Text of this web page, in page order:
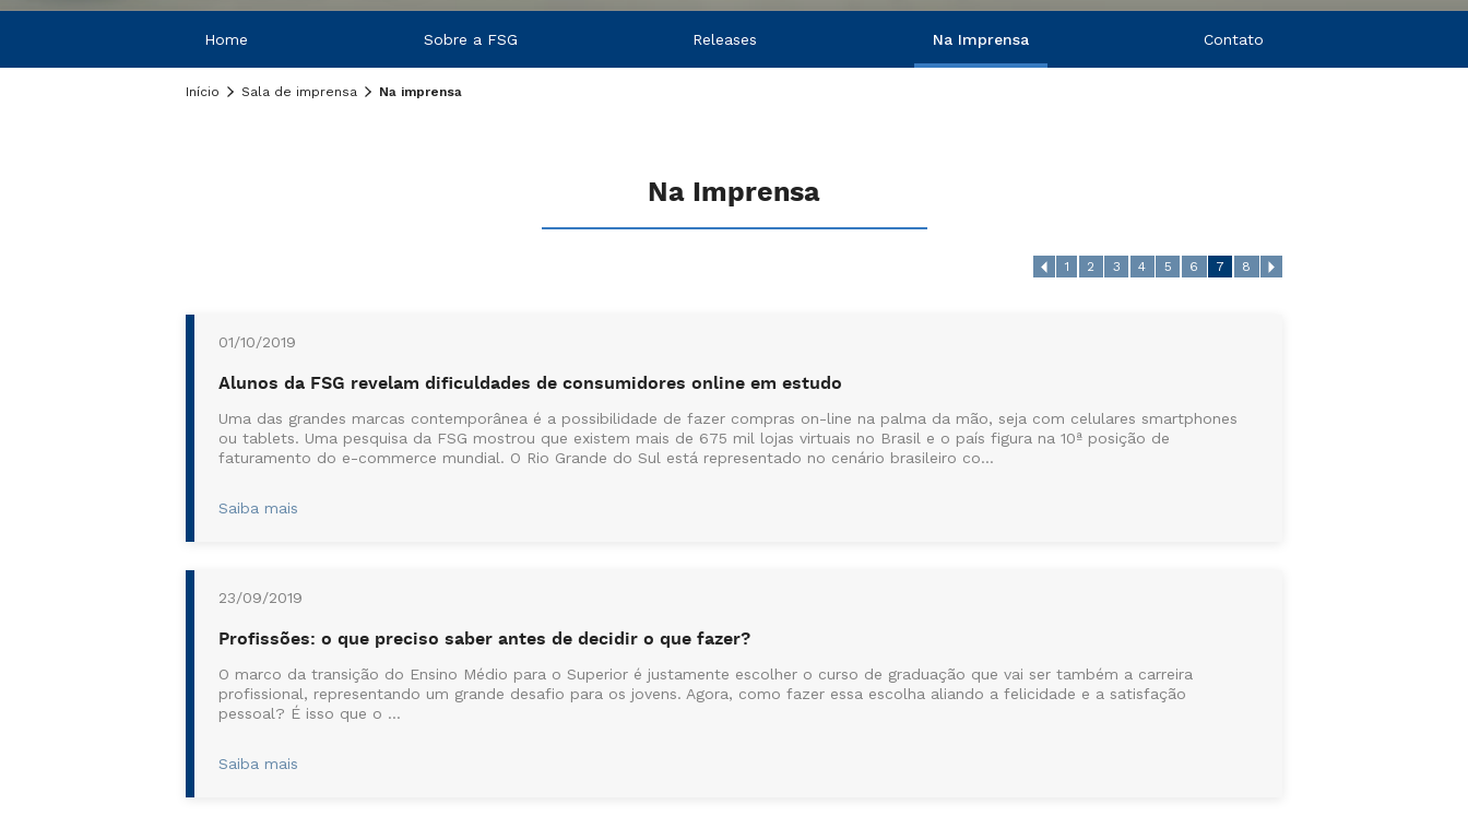
Home Sobre a FSG Releases Na Imprensa Contato
Início Sala de imprensa Na imprensa
Na Imprensa
1 2 3 4 5 6 7 8
01/10/2019
Alunos da FSG revelam dificuldades de consumidores online em estudo
Uma das grandes marcas contemporânea é a possibilidade de fazer compras on-line na palma da mão, seja com celulares smartphones
ou tablets. Uma pesquisa da FSG mostrou que existem mais de 675 mil lojas virtuais no Brasil e o país figura na 10ª posição de
faturamento do e-commerce mundial. O Rio Grande do Sul está representado no cenário brasileiro co...
Saiba mais
23/09/2019
Profissões: o que preciso saber antes de decidir o que fazer?
O marco da transição do Ensino Médio para o Superior é justamente escolher o curso de graduação que vai ser também a carreira
profissional, representando um grande desafio para os jovens. Agora, como fazer essa escolha aliando a felicidade e a satisfação
pessoal? É isso que o ...
Saiba mais